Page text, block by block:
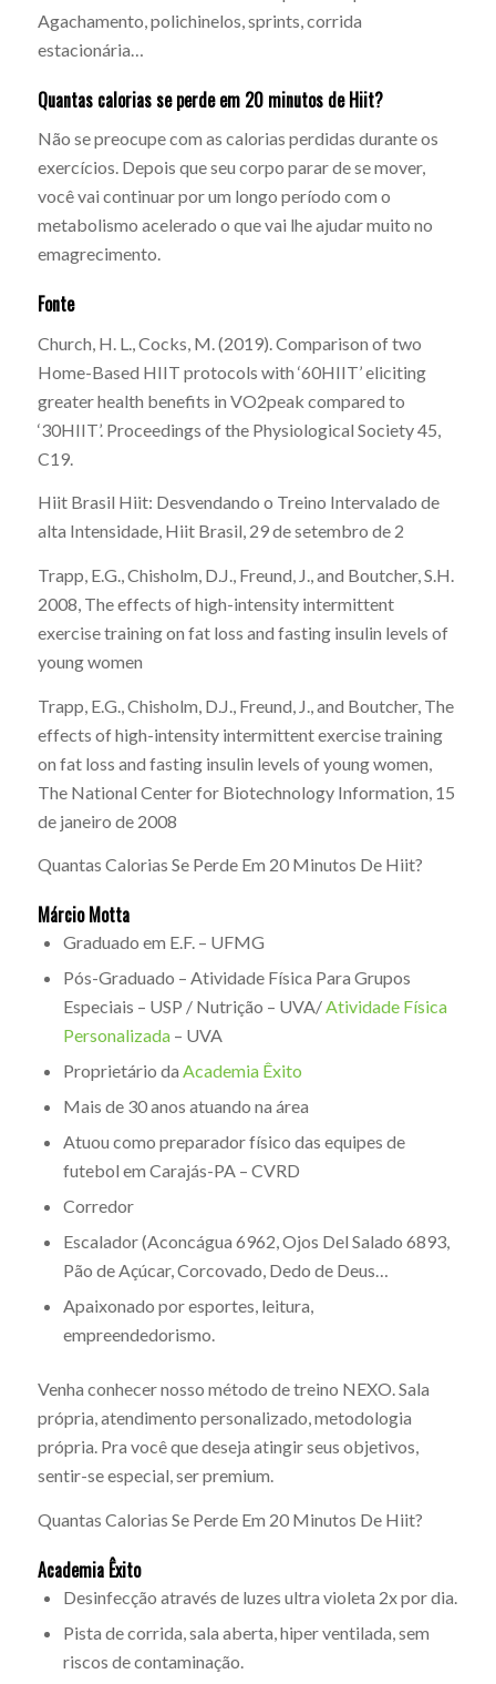
Agachamento, polichinelos, sprints, corrida
estacionária…
Quantas calorias se perde em 20 minutos de Hiit?
Não se preocupe com as calorias perdidas durante os
exercícios. Depois que seu corpo parar de se mover,
você vai continuar por um longo período com o
metabolismo acelerado o que vai lhe ajudar muito no
emagrecimento.
Fonte
Church, H. L., Cocks, M. (2019). Comparison of two
Home-Based HIIT protocols with ‘60HIIT’ eliciting
greater health benefits in VO2peak compared to
‘30HIIT’. Proceedings of the Physiological Society 45,
C19.
Hiit Brasil Hiit: Desvendando o Treino Intervalado de
alta Intensidade, Hiit Brasil, 29 de setembro de 2
Trapp, E.G., Chisholm, D.J., Freund, J., and Boutcher, S.H.
2008, The effects of high-intensity intermittent
exercise training on fat loss and fasting insulin levels of
young women
Trapp, E.G., Chisholm, D.J., Freund, J., and Boutcher, The
effects of high-intensity intermittent exercise training
on fat loss and fasting insulin levels of young women
The National Center for Biotechnology Information, 15
de janeiro de 2008
Quantas Calorias Se Perde Em 20 Minutos De Hiit?
Márcio Motta
Graduado em E.F. – UFMG
Pós-Graduado – Atividade Física Para Grupos
Especiais – USP / Nutrição – UVA/Atividade Física
Personalizada– UVA
Proprietário da Academia Êxito
Mais de 30 anos atuando na área
Atuou como preparador físico das equipes de
futebol em Carajás-PA – CVRD
Corredor
Escalador (Aconcágua 6962, Ojos Del Salado 6893,
Pão de Açúcar, Corcovado, Dedo de Deus…
Apaixonado por esportes, leitura,
empreendedorismo.
Venha conhecer nosso método de treino NEXO. Sala
própria, atendimento personalizado, metodologia
própria. Pra você que deseja atingir seus objetivos,
sentir-se especial, ser premium.
Quantas Calorias Se Perde Em 20 Minutos De Hiit?
Academia Êxito
Desinfecção através de luzes ultra violeta 2x por dia.
Pista de corrida, sala aberta, hiper ventilada, sem
riscos de contaminação.